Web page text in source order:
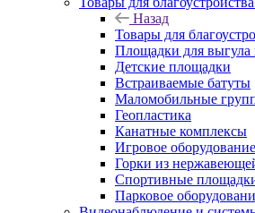
Назад
Товары для
Площадки для выгула
Детские площадки
Встраиваемые батуты
Маломобильные
Геопластика
Канатные комплексы
Игровое оборудование
Горки из
Спортивные
Парковое